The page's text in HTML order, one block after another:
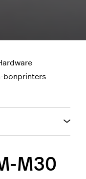
bonprinters
M30